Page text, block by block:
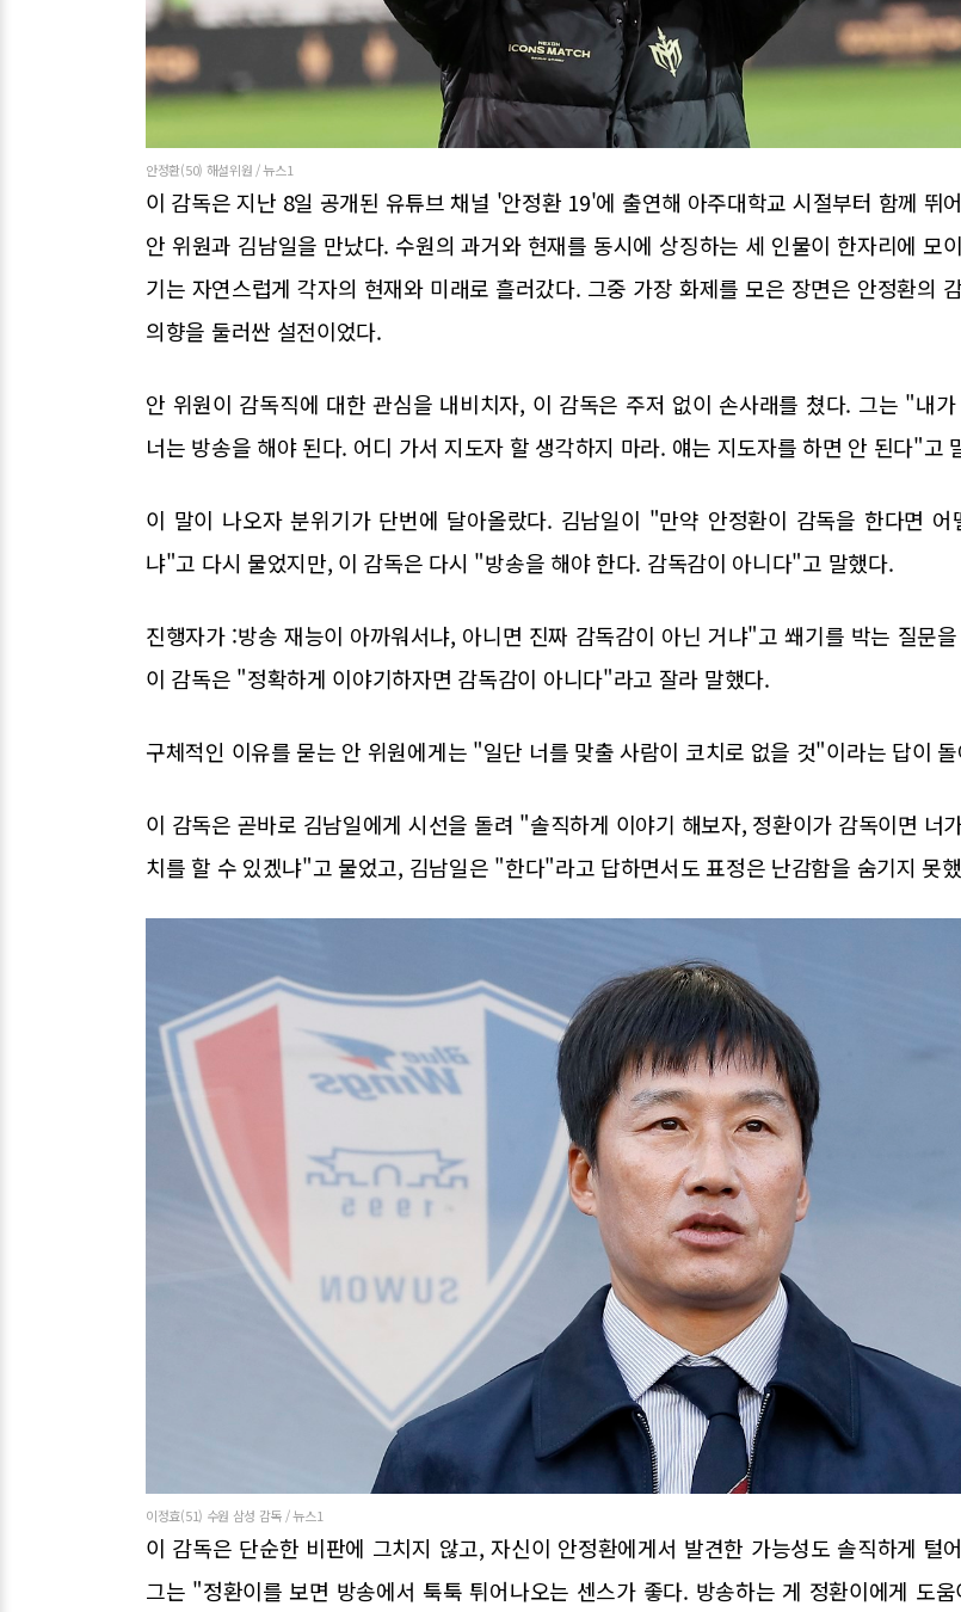
안정환(50) 해설위원 / 뉴스1
이 감독은 지난 8일 공개된 유튜브 채널 '안정환 19'에 출연해 아주대학교 시절부터 함께 뛰
안 위원과 김남일을 만났다. 수원의 과거와 현재를 동시에 상징하는 세 인물이 한자리에 모
기는 자연스럽게 각자의 현재와 미래로 흘러갔다. 그중 가장 화제를 모은 장면은 안정환의
의향을 둘러싼 설전이었다.
안 위원이 감독직에 대한 관심을 내비치자, 이 감독은 주저 없이 손사래를 쳤다. 그는 "내
너는 방송을 해야 된다. 어디 가서 지도자 할 생각하지 마라. 얘는 지도자를 하면 안 된다"고
이 말이 나오자 분위기가 단번에 달아올랐다. 김남일이 "만약 안정환이 감독을 한다면 어
냐"고 다시 물었지만, 이 감독은 다시 "방송을 해야 한다. 감독감이 아니다"고 말했다.
진행자가 :방송 재능이 아까워서냐, 아니면 진짜 감독감이 아닌 거냐"고 쐐기를 박는 질문
이 감독은 "정확하게 이야기하자면 감독감이 아니다"라고 잘라 말했다.
구체적인 이유를 묻는 안 위원에게는 "일단 너를 맞출 사람이 코치로 없을 것"이라는 답이
이 감독은 곧바로 김남일에게 시선을 돌려 "솔직하게 이야기 해보자, 정환이가 감독이면 너
치를 할 수 있겠냐"고 물었고, 김남일은 "한다"라고 답하면서도 표정은 난감함을 숨기지 못
이정효(51) 수원 삼성 감독 / 뉴스1
이 감독은 단순한 비판에 그치지 않고, 자신이 안정환에게서 발견한 가능성도 솔직하게 털
그는 "정환이를 보면 방송에서 툭툭 튀어나오는 센스가 좋다. 방송하는 게 정환이에게 도